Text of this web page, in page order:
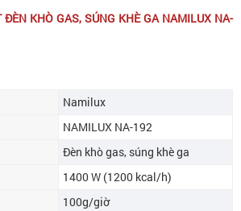
ĐÈN KHÒ GAS, SÚNG KHÈ GA NAMILUX NA-
Namilux
NAMILUX NA-192
Đèn khò gas, súng khè ga
1400 W (1200 kcal/h)
100g/giờ